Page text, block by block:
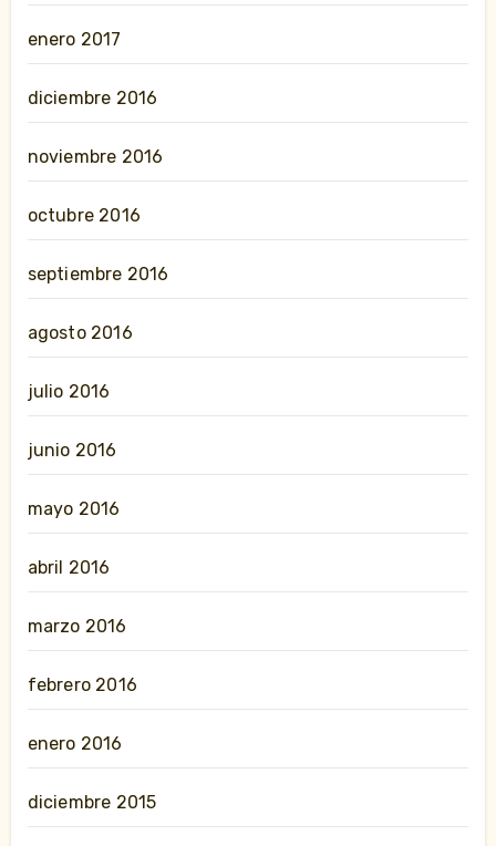
enero 2017
diciembre 2016
noviembre 2016
octubre 2016
septiembre 2016
agosto 2016
julio 2016
junio 2016
mayo 2016
abril 2016
marzo 2016
febrero 2016
enero 2016
diciembre 2015